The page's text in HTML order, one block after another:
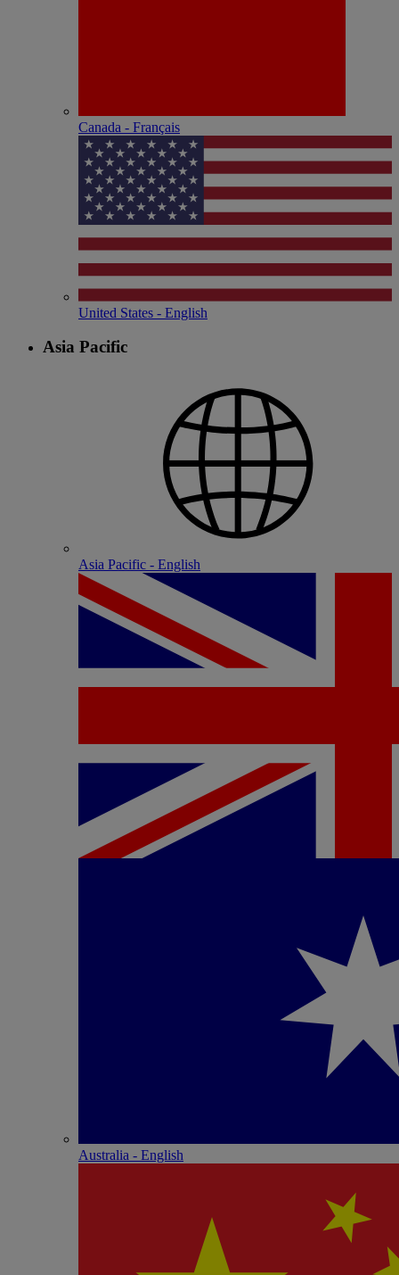
Canada - Français
United States - English
Asia Pacific
Asia Pacific - English
Australia - English